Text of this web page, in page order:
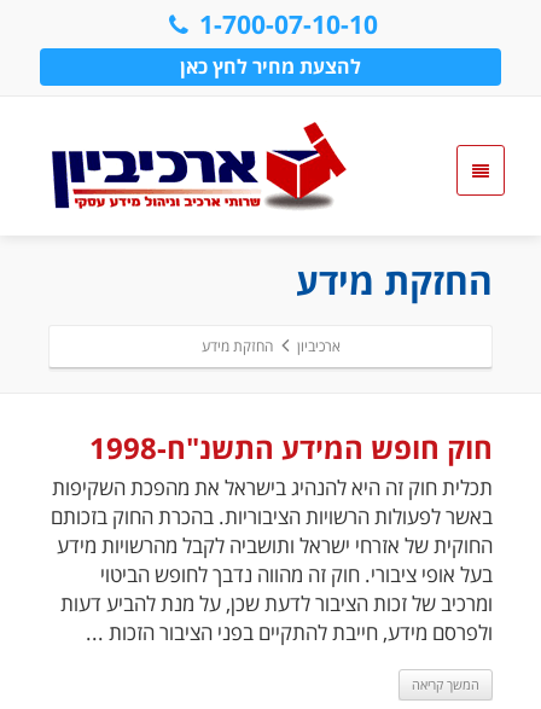
1-700-07-10-10
להצעת מחיר לחץ כאן
החזקת מידע
ארכיביון החזקת מידע
חוק חופש המידע התשנ"ח-1998
תכלית חוק זה היא להנהיג בישראל את מהפכת השקיפות
באשר לפעולות הרשויות הציבוריות. בהכרת החוק בזכותם
החוקית של אזרחי ישראל ותושביה לקבל מהרשויות מידע
בעל אופי ציבורי. חוק זה מהווה נדבך לחופש הביטוי
ומרכיב של זכות הציבור לדעת שכן, על מנת להביע דעות
ולפרסם מידע, חייבת להתקיים בפני הציבור הזכות ...
המשך קריאה